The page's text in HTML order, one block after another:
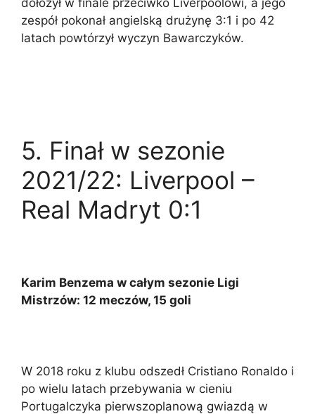
zespół pokonał angielską drużynę 3:1 i po 42
latach powtórzył wyczyn Bawarczyków.
5. Finał w sezonie
2021/22: Liverpool –
Real Madryt 0:1
Karim Benzema w całym sezonie Ligi
Mistrzów: 12 meczów, 15 goli
W 2018 roku z klubu odszedł Cristiano Ronaldo i
po wielu latach przebywania w cieniu
Portugalczyka pierwszoplanową gwiazdą w